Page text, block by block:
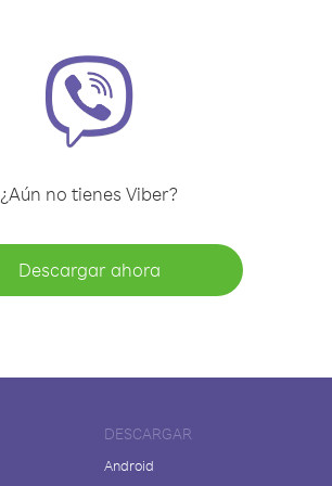
¿Aún no tienes Viber?
Descargar ahora
DESCARGAR
Android